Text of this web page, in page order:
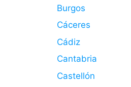
Burgos
Cáceres
Cádiz
Cantabria
Castellón